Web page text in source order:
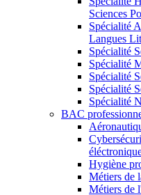
Sciences
Spécialité
Langues
Spécialité
Spécialité
Spécialité
Spécialité
Spécialité
BAC
Hygiène
Métiers de
Métiers de